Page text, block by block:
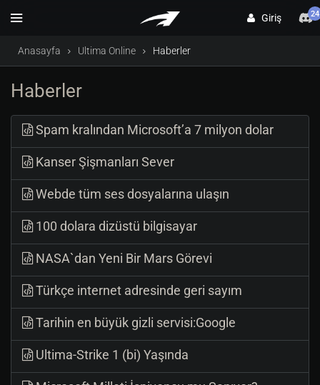
Giriş 24
Anasayfa Ultima Online Haberler
Haberler
Spam kralından Microsoft’a 7 milyon dolar
Kanser Şişmanları Sever
Webde tüm ses dosyalarına ulaşın
100 dolara dizüstü bilgisayar
NASA`dan Yeni Bir Mars Görevi
Türkçe internet adresinde geri sayım
Tarihin en büyük gizli servisi:Google
Ultima-Strike 1 (bi) Yaşında